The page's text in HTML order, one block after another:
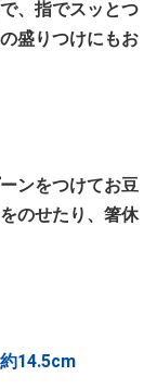
、指でスッとつ
盛りつけにもお
ンをつけてお豆
のせたり、箸休
14.5cm